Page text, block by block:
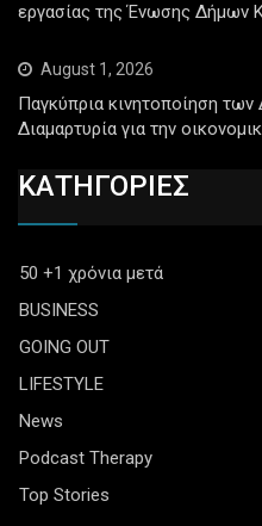
εργασίας της Ένωσης Δήμων
August 1, 2026
Παγκύπρια κινητοποίηση
Διαμαρτυρία για την
ΚΑΤΗΓΟΡΙΕΣ
50 +1 χρόνια μετά
BUSINESS
GOING OUT
LIFESTYLE
News
Podcast Therapy
Top Stories